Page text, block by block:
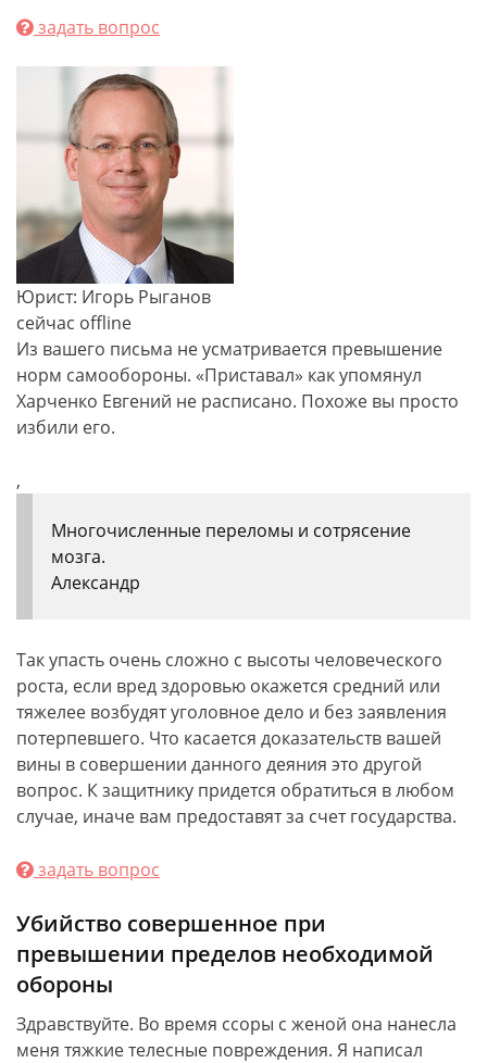
задать вопрос
Юрист: Игорь Рыганов
сейчас offline
Из вашего письма не усматривается превышение
норм самообороны. «Приставал» как упомянул
Харченко Евгений не расписано. Похоже вы просто
избили его.
,
Многочисленные переломы и сотрясение
мозга.
Александр
Так упасть очень сложно с высоты человеческого
роста, если вред здоровью окажется средний или
тяжелее возбудят уголовное дело и без заявления
потерпевшего. Что касается доказательств вашей
вины в совершении данного деяния это другой
вопрос. К защитнику придется обратиться в любом
случае, иначе вам предоставят за счет государства.
задать вопрос
Убийство совершенное при
превышении пределов необходимой
обороны
Здравствуйте. Во время ссоры с женой она нанесла
меня тяжкие телесные повреждения. Я написал